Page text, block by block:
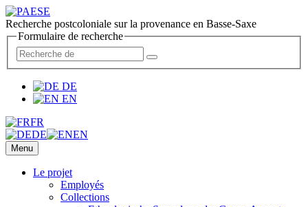
Recherche postcoloniale sur la provenance en Basse-Saxe
Formulaire de recherche
DE
EN
FR
DE
EN
Menu
Le projet
Employés
Collections